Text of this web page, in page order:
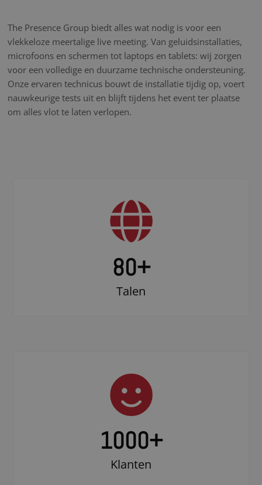
The Presence Group biedt alles wat nodig is voor een
vlekkeloze meertalige live meeting. Van geluidsinstallaties,
microfoons en schermen tot laptops en tablets: wij zorgen
voor een volledige en duurzame technische ondersteuning.
Onze ervaren technicus bouwt de installatie tijdig op, voert
nauwkeurige tests uit en blijft tijdens het event ter plaatse
om alles vlot te laten verlopen.
80+
Talen
1000+
Klanten